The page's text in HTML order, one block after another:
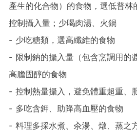
產生的化合物）的食物，選低普林
控制攝入量；少喝肉湯、火鍋
- 少吃糖類，選高纖維的食物
- 限制鈉的攝入量（包含烹調用的
高膽固醇的食物
- 控制熱量攝入，避免體重超重、
- 多吃含鉀、助降高血壓的食物
- 料理多採水煮、汆湯、燉、蒸之